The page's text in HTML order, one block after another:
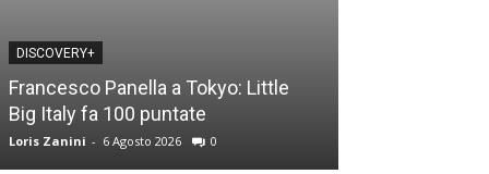
DISCOVERY+
Francesco Panella a Tokyo: Little
Big Italy fa 100 puntate
Loris Zanini - 6 Agosto 2026 0